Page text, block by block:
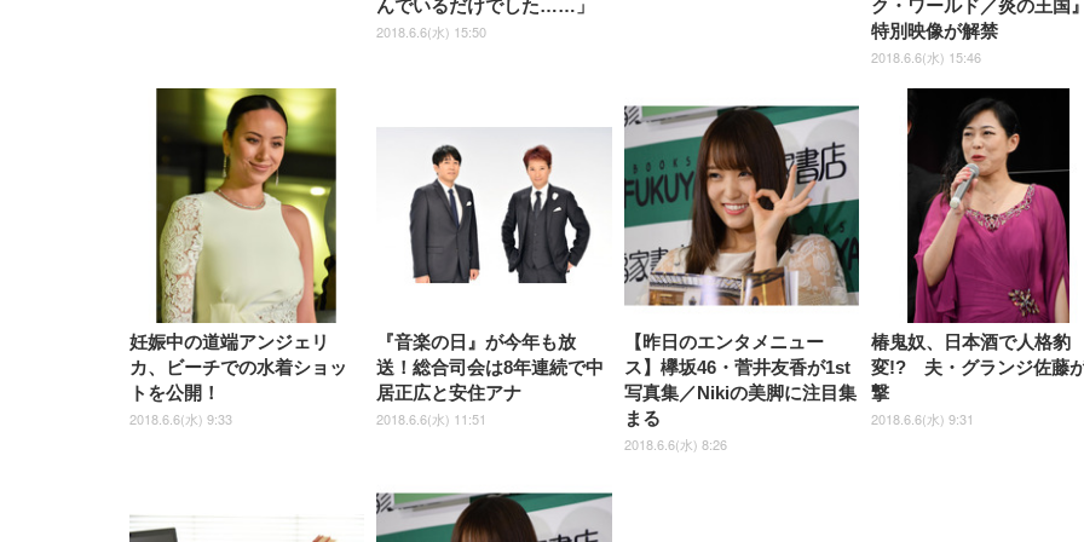
しゃれ パソコンチェア (ブラ
ゃれ パソコンチェア (ホワイ
んでいるだけでした……」
2018.6.6(水) 15:50
ク・ワールド／炎の王国
特別映像が解禁
2018.6.6(水) 15:46
妊娠中の道端アンジェリ
カ、ビーチでの水着ショッ
トを公開！
2018.6.6(水) 9:33
『音楽の日』が今年も放
送！総合司会は8年連続で中
居正広と安住アナ
2018.6.6(水) 11:51
【昨日のエンタメニュー
ス】欅坂46・菅井友香が1st
写真集／Nikiの美脚に注目集
まる
2018.6.6(水) 8:26
椿鬼奴、日本酒で人格豹
変!? 夫・グランジ佐藤
撃
2018.6.6(水) 9:31